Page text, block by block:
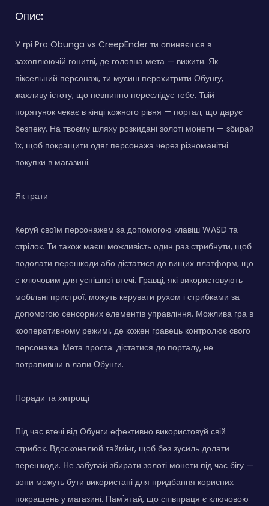
Опис:
У грі Pro Obunga vs CreepEnder ти опиняєшся в
захоплюючій гонитві, де головна мета — вижити. Як
піксельний персонаж, ти мусиш перехитрити Обунгу,
жахливу істоту, що невпинно переслідує тебе. Твій
порятунок чекає в кінці кожного рівня — портал, що дарує
безпеку. На твоєму шляху розкидані золоті монети — збирай
їх, щоб покращити одяг персонажа через різноманітні
покупки в магазині.
Як грати
Керуй своїм персонажем за допомогою клавіш WASD та
стрілок. Ти також маєш можливість один раз стрибнути, щоб
подолати перешкоди або дістатися до вищих платформ, що
є ключовим для успішної втечі. Гравці, які використовують
мобільні пристрої, можуть керувати рухом і стрибками за
допомогою сенсорних елементів управління. Можлива гра в
кооперативному режимі, де кожен гравець контролює свого
персонажа. Мета проста: дістатися до порталу, не
потрапивши в лапи Обунги.
Поради та хитрощі
Під час втечі від Обунги ефективно використовуй свій
стрибок. Вдосконалюй таймінг, щоб без зусиль долати
перешкоди. Не забувай збирати золоті монети під час бігу —
вони можуть бути використані для придбання корисних
покращень у магазині. Пам'ятай, що співпраця є ключовою